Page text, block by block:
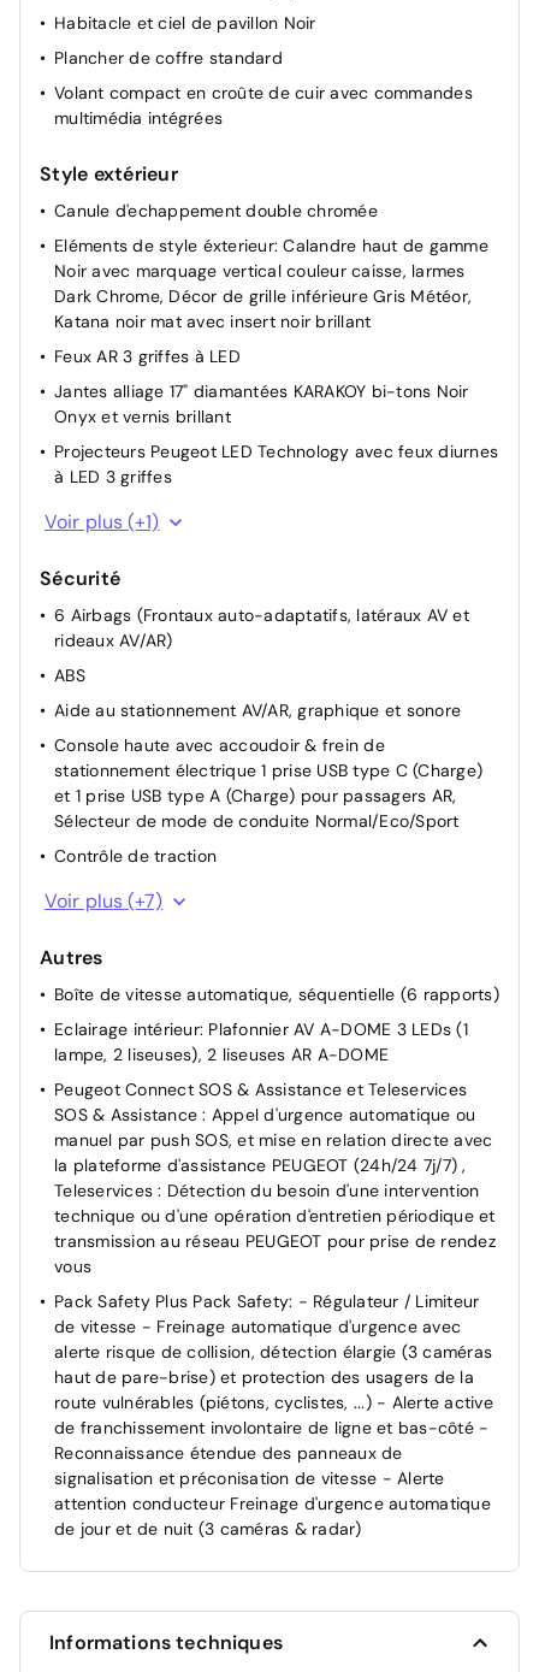
Habitacle et ciel de pavillon Noir
Plancher de coffre standard
Volant compact en croûte de cuir avec commandes
multimédia intégrées
Style extérieur
Canule d'echappement double chromée
Eléments de style éxterieur: Calandre haut de gamme
Noir avec marquage vertical couleur caisse, larmes
Dark Chrome, Décor de grille inférieure Gris Météor,
Katana noir mat avec insert noir brillant
Feux AR 3 griffes à LED
Jantes alliage 17" diamantées KARAKOY bi-tons Noir
Onyx et vernis brillant
Projecteurs Peugeot LED Technology avec feux diurnes
à LED 3 griffes
Vitres latérales AR et lunette AR chauffante temporisée
surteintées
Voir plus (+1)
Sécurité
6 Airbags (Frontaux auto-adaptatifs, latéraux AV et
rideaux AV/AR)
ABS
Aide au stationnement AV/AR, graphique et sonore
Console haute avec accoudoir & frein de
stationnement électrique 1 prise USB type C (Charge)
et 1 prise USB type A (Charge) pour passagers AR,
Sélecteur de mode de conduite Normal/Eco/Sport
Contrôle de traction
ESP Déconnectable avec aide au démarrage en pente
et détection de sous gonflage indirecte
Fixations ISOFIX et Top Tether aux places latérales AR
Lève-vitres AV/AR électriques et séquentiels avec
Pack Visibilité - Allumage automatique des feux de
croisement - Essuie vitre AV à déclenchement
automatique - Eclairage extérieur d'accueil et
d'accompagnement
Pare-brise teinté acoustique
Rétroviseur intérieur électrochrome
Verrouillage centralisé
Voir plus (+7)
Autres
Boîte de vitesse automatique, séquentielle (6 rapports)
Eclairage intérieur: Plafonnier AV A-DOME 3 LEDs (1
lampe, 2 liseuses), 2 liseuses AR A-DOME
Peugeot Connect SOS & Assistance et Teleservices
SOS & Assistance : Appel d'urgence automatique ou
manuel par push SOS, et mise en relation directe avec
la plateforme d'assistance PEUGEOT (24h/24 7j/7) ,
Teleservices : Détection du besoin d'une intervention
technique ou d'une opération d'entretien périodique et
transmission au réseau PEUGEOT pour prise de rendez
vous
Pack Safety Plus Pack Safety: - Régulateur / Limiteur
de vitesse - Freinage automatique d'urgence avec
alerte risque de collision, détection élargie (3 caméras
haut de pare-brise) et protection des usagers de la
route vulnérables (piétons, cyclistes, ...) - Alerte active
de franchissement involontaire de ligne et bas-côté -
Reconnaissance étendue des panneaux de
signalisation et préconisation de vitesse - Alerte
attention conducteur Freinage d'urgence automatique
de jour et de nuit (3 caméras & radar)
Informations techniques